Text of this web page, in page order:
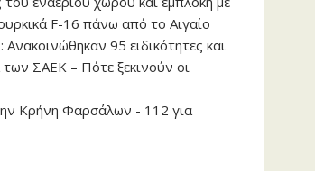
F-16 πάνω από το Αιγαίο
Ανακοινώθηκαν 95 ειδικότητες και
ΣΑΕΚ – Πότε ξεκινούν οι
Κρήνη Φαρσάλων - 112 για